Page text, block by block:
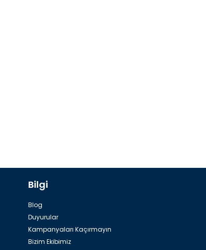
Bilgi
Blog
Duyurular
Kampanyaları Kaçırmayın
Bizim Ekibimiz